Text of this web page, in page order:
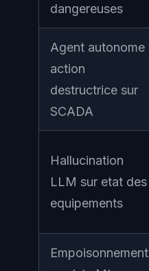
dangereuses
Agent autonome
action
destructrice sur
SCADA
Hallucination
LLM sur etat des
equipements
Empoisonnement